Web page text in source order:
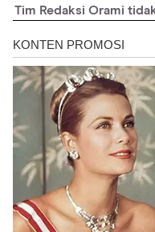
Tim Redaksi Orami